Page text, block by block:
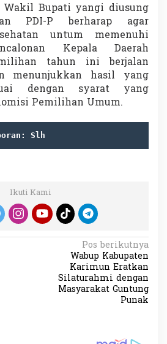
Wakil Bupati yangi diusung
PDI-P berharap agar
untum memenuhi
Kepala Daerah
tahun ini berjalan
menunjukkan hasil yang
dengan syarat yang
Pemilihan Umum.
Slh
Ikuti Kami
Pos berikutnya
Wabup Kabupaten
Karimun Eratkan
Silaturahmi dengan
Masyarakat Guntung
Punak